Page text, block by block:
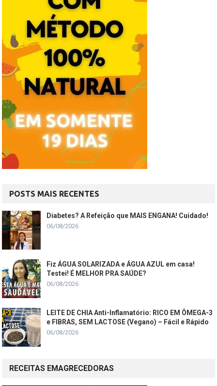
POSTS MAIS RECENTES
Diabetes? A Refeição que MAIS ENGANA! Cuidado!
06/08/2026
Fiz ÁGUA SOLARIZADA e ÁGUA AZUL em casa!
Testei! É MELHOR PRA SAÚDE?
06/08/2026
LEITE DE CHIA Anti-Inflamatório: RICO EM ÔMEGA-3
e FIBRAS, SEM LACTOSE (Vegano) – Fácil e Rápido
06/08/2026
RECEITAS EMAGRECEDORAS